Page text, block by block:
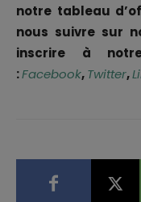
notre tableau
nous suivre sur
inscrire à
:Facebook,Twitter,